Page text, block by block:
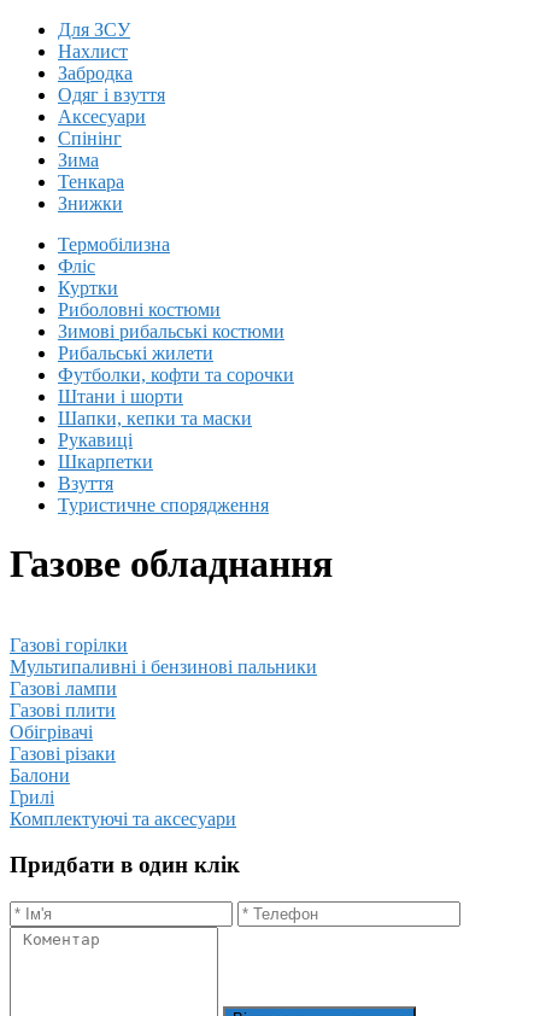
Для ЗСУ
Нахлист
Забродка
Одяг і взуття
Аксесуари
Спінінг
Зима
Тенкара
Знижки
Термобілизна
Фліс
Куртки
Риболовні костюми
Зимові рибальські костюми
Рибальські жилети
Футболки, кофти та сорочки
Штани і шорти
Шапки, кепки та маски
Рукавиці
Шкарпетки
Взуття
Туристичне спорядження
Газове обладнання
Газові горілки
Мультипаливні і бензинові пальники
Газові лампи
Газові плити
Обігрівачі
Газові різаки
Балони
Грилі
Комплектуючі та аксесуари
Придбати в один клік